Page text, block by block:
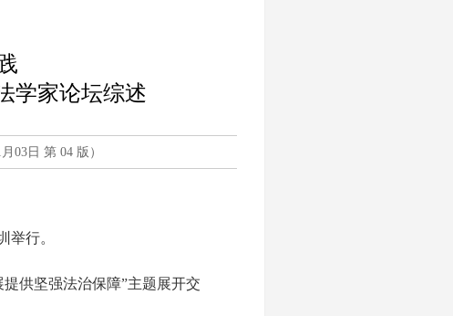
学家论坛综述
03日 第 04 版）
行。
供坚强法治保障”主题展开交